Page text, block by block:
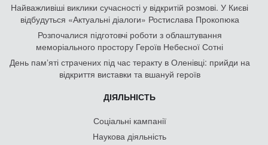
Найважливіші виклики сучасності у відкритій розмові. У Києві
відбудуться «Актуальні діалоги» Ростислава Прокопюка
Розпочалися підготовчі роботи з облаштування
меморіального простору Героїв Небесної Сотні
День памʼяті страчених під час теракту в Оленівці: прийди на
відкриття виставки та вшануй героїв
ДІЯЛЬНІСТЬ
Соціальні кампанії
Наукова діяльність